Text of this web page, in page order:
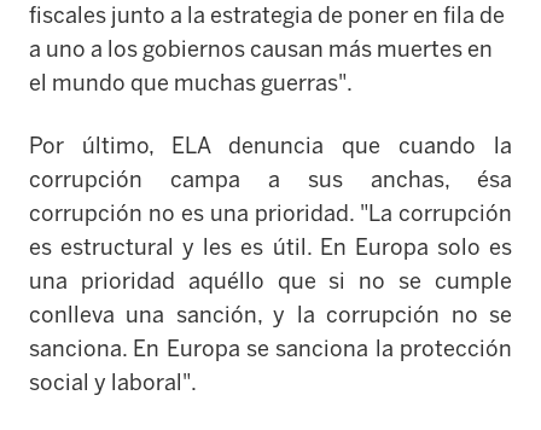
fiscales junto a la estrategia de poner en fila de
a uno a los gobiernos causan más muertes en
el mundo que muchas guerras".
Por último, ELA denuncia que cuando la
corrupción campa a sus anchas, ésa
corrupción no es una prioridad. "La corrupción
es estructural y les es útil. En Europa solo es
una prioridad aquéllo que si no se cumple
conlleva una sanción, y la corrupción no se
sanciona. En Europa se sanciona la protección
social y laboral".